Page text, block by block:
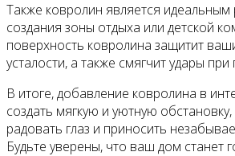
Также ковролин является
создания зоны отдыха или детской
поверхность ковролина защитит
усталости, а также смягчит удары при
В итоге, добавление ковролина в
создать мягкую и уютную
радовать глаз и приносить
Будьте уверены, что ваш дом станет